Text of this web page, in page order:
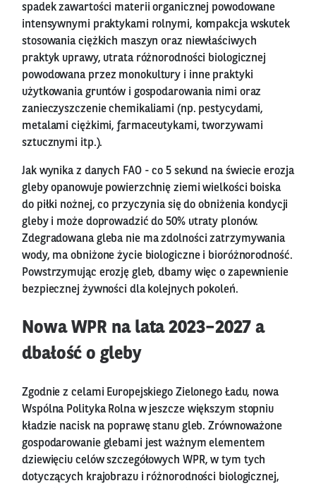
spadek zawartości materii organicznej powodowane
intensywnymi praktykami rolnymi, kompakcja wskutek
stosowania ciężkich maszyn oraz niewłaściwych
praktyk uprawy, utrata różnorodności biologicznej
powodowana przez monokultury i inne praktyki
użytkowania gruntów i gospodarowania nimi oraz
zanieczyszczenie chemikaliami (np. pestycydami,
metalami ciężkimi, farmaceutykami, tworzywami
sztucznymi itp.).
Jak wynika z danych FAO - co 5 sekund na świecie erozja
gleby opanowuje powierzchnię ziemi wielkości boiska
do piłki nożnej, co przyczynia się do obniżenia kondycji
gleby i może doprowadzić do 50% utraty plonów.
Zdegradowana gleba nie ma zdolności zatrzymywania
wody, ma obniżone życie biologiczne i bioróżnorodność.
Powstrzymując erozję gleb, dbamy więc o zapewnienie
bezpiecznej żywności dla kolejnych pokoleń.
Nowa WPR na lata 2023–2027 a
dbałość o gleby
Zgodnie z celami Europejskiego Zielonego Ładu, nowa
Wspólna Polityka Rolna w jeszcze większym stopniu
kładzie nacisk na poprawę stanu gleb. Zrównoważone
gospodarowanie glebami jest ważnym elementem
dziewięciu celów szczegółowych WPR, w tym tych
dotyczących krajobrazu i różnorodności biologicznej,